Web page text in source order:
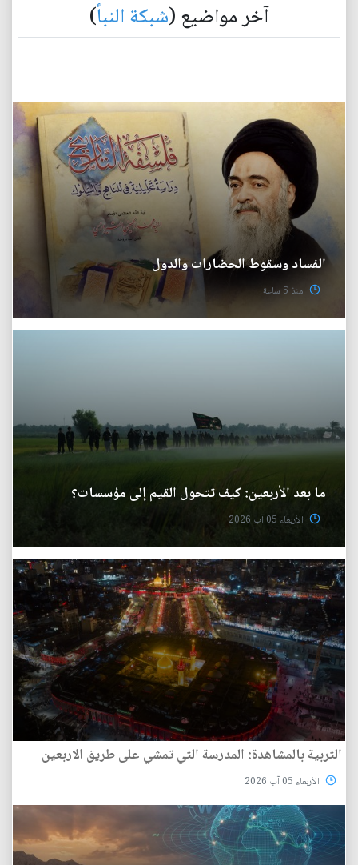
آخر مواضيع (شبكة النبأ)
الفساد وسقوط الحضارات والدول
منذ 5 ساعة
ما بعد الأربعين: كيف تتحول القيم إلى مؤسسات؟
الأربعاء 05 آب 2026
التربية بالمشاهدة: المدرسة التي تمشي على طريق الاربعين
الأربعاء 05 آب 2026